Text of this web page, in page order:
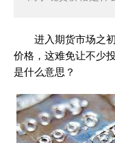
进入期货市场之初
价格，这难免让不少
是什么意思？